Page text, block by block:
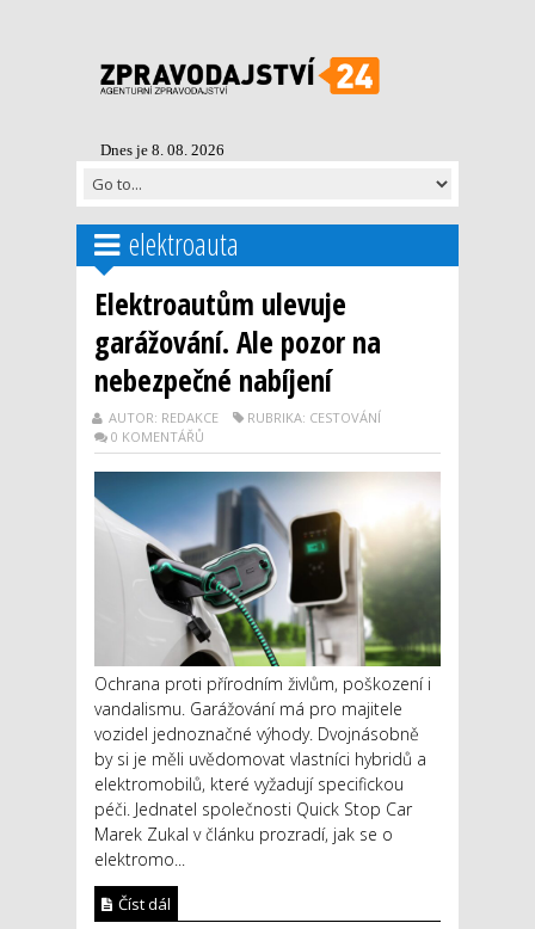
Dnes je 8. 08. 2026
elektroauta
Elektroautům ulevuje
garážování. Ale pozor na
nebezpečné nabíjení
AUTOR: REDAKCE
RUBRIKA: CESTOVÁNÍ
0 KOMENTÁŘŮ
Ochrana proti přírodním živlům, poškození i
vandalismu. Garážování má pro majitele
vozidel jednoznačné výhody. Dvojnásobně
by si je měli uvědomovat vlastníci hybridů a
elektromobilů, které vyžadují specifickou
péči. Jednatel společnosti Quick Stop Car
Marek Zukal v článku prozradí, jak se o
elektromo...
Číst dál